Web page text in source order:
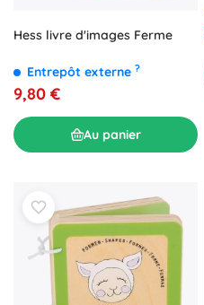
Hess livre d'images Ferme
Entrepôt externe ?
9,80 €
Au panier